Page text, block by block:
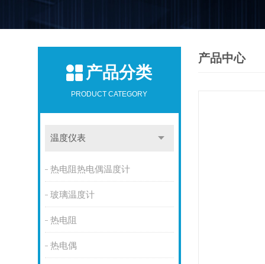
产品分类
PRODUCT CATEGORY
温度仪表
热电阻热电偶温度计
玻璃温度计
热电阻
热电偶
产品中心